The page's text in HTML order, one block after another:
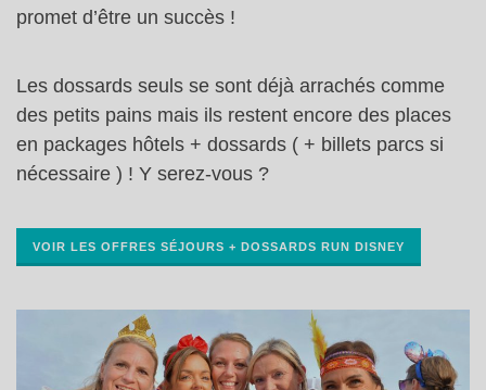
promet d’être un succès !
Les dossards seuls se sont déjà arrachés comme
des petits pains mais ils restent encore des places
en packages hôtels + dossards ( + billets parcs si
nécessaire ) ! Y serez-vous ?
VOIR LES OFFRES SÉJOURS + DOSSARDS RUN DISNEY